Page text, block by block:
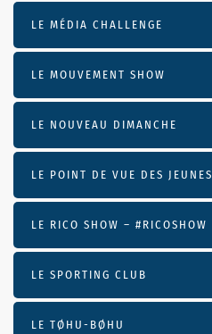
LE MÉDIA CHALLENGE
LE MOUVEMENT SHOW
LE NOUVEAU DIMANCHE
LE POINT DE VUE DES JEUNES
LE RICO SHOW – #RICOSHOW
LE SPORTING CLUB
LE TØHU-BØHU